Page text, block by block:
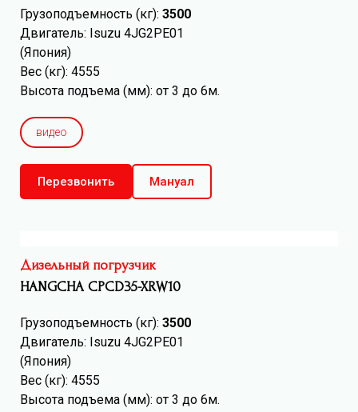
Грузоподъемность (кг): 3500
Двигатель: Isuzu 4JG2PE01
(Япония)
Вес (кг): 4555
Высота подъема (мм): от 3 до 6м.
видео
Перезвонить Мануал
Дизельный погрузчик
HANGCHA CPCD35-XRW10
Грузоподъемность (кг): 3500
Двигатель: Isuzu 4JG2PE01
(Япония)
Вес (кг): 4555
Высота подъема (мм): от 3 до 6м.